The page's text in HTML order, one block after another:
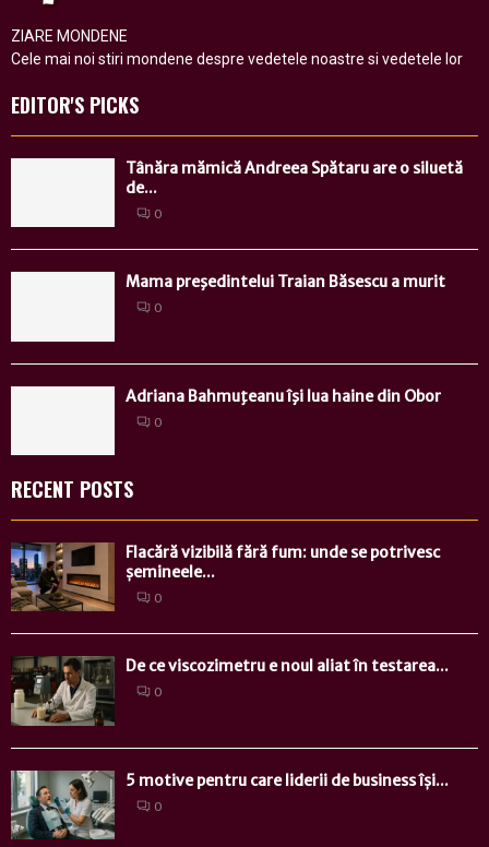
ZIARE MONDENE
Cele mai noi stiri mondene despre vedetele noastre si vedetele lor
EDITOR'S PICKS
Tânăra mămică Andreea Spătaru are o siluetă
de...
0
Mama preşedintelui Traian Băsescu a murit
0
Adriana Bahmuţeanu îşi lua haine din Obor
0
RECENT POSTS
Flacără vizibilă fără fum: unde se potrivesc
șemineele...
0
De ce viscozimetru e noul aliat în testarea...
0
5 motive pentru care liderii de business își...
0